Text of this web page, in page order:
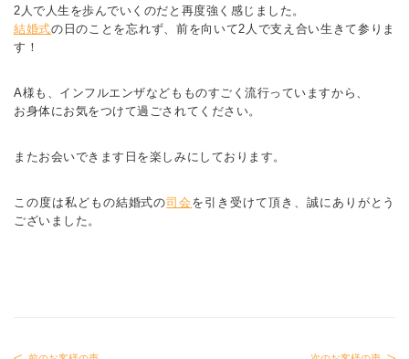
2人で人生を歩んでいくのだと再度強く感じました。
結婚式の日のことを忘れず、前を向いて2人で支え合い生きて参りま
す！
A様も、インフルエンザなどもものすごく流行っていますから、
お身体にお気をつけて過ごされてください。
またお会いできます日を楽しみにしております。
この度は私どもの結婚式の司会 を引き受けて頂き、誠にありがとう
ございました。